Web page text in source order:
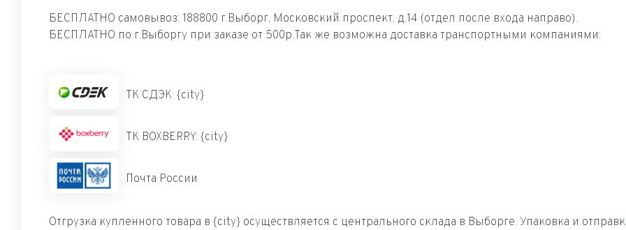
БЕСПЛАТНО самовывоз: 188800 г.Выборг, Московский проспект, д.14 (отдел после входа направо).
БЕСПЛАТНО по г.Выборгу при заказе от 500р.Так же возможна доставка транспортными компаниями:
ТК СДЭК: {city}
ТК BOXBERRY: {city}
Почта России
Отгрузка купленного товара в {city} осуществляется с центрального склада в Выборге. Упаковка и